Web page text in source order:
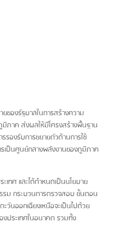
องรัฐบาลในการสร้างความ
มิภาค ส่งผลให้มีโครงสร้างพื้นฐาน
รองรับการขยายตัวด้านการใช้
รเป็นศูนย์กลางพลังงานของภูมิภาค
ทศ และได้กำหนดเป็นนโยบาย
ม กระบวนการตรวจสอบ ขั้นตอน
วันออกเฉียงเหนือจะเป็นไปด้วย
ประเทศในอนาคต รวมทั้ง